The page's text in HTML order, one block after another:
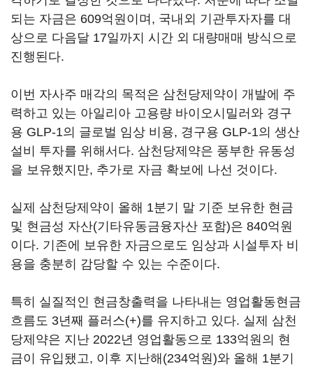
되는 자금은 609억원이며, 국내외 기관투자자를 대
상으로 다음달 17일까지 시간 외 대량매매 방식으로
진행된다.
이번 자사주 매각의 목적은 삼천당제약이 개발에 주
력하고 있는 아일리아 고용량 바이오시밀러와 경구
용 GLP-1의 글로벌 임상 비용, 경구용 GLP-1의 생산
설비 투자를 위해서다. 삼천당제약은 풍부한 유동성
을 보유했지만, 추가로 자금 확보에 나선 것이다.
실제 삼천당제약이 올해 1분기 말 기준 보유한 현금
및 현금성 자산(기타유동금융자산 포함)은 840억원
이다. 기존에 보유한 자금으로도 임상과 시설투자 비
용을 충분히 감당할 수 있는 수준이다.
특히 실질적인 현금창출력을 나타내는 영업활동현금
흐름도 3년째 플러스(+)를 유지하고 있다. 실제 삼천
당제약은 지난 2022년 영업활동으로 133억원의 현
금이 유입됐고, 이후 지난해(234억원)와 올해 1분기